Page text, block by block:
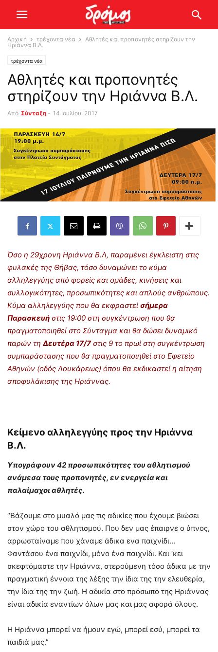
Αρχική τρέχοντα νέα
Αθλητές και προπονητές στηρίζουν την
Ηριάννα Β.Λ.
τρέχοντα νέα
Αθλητές και προπονητές
στηρίζουν την Ηριάννα Β.Λ.
Από Σύνταξη - 14 Ιουλίου, 2017
Όσο η 29χρονη Ηριάννα Β.Λ, παραμένει έγκλειστη στις
φυλακές της Θήβας, τόσο δυναμώνει το κύμα
αλληλεγγύης από φορείς και ομάδες, κινήσεις και
συλλογικότητες, προσωπικότητες και απλούς ανθρώπους.
Κύμα αλληλεγγύης που θα εκφραστεί σήμερα
Παρασκευή στις 19:00 στη συγκέντρωση που θα
πραγματοποιηθεί στο Σύνταγμα και θα δώσει δυναμικό
παρών τηΔευτέρα 17/7στις 9 το πρωί στη συγκέντρωση
συμπαράστασης που θα πραγματοποιηθεί στο Εφετείο
Αθηνών (οδός Λουκάρεως) όπου θα εκδικαστεί η αίτηση
αποφυλάκισης της Ηριάννας.
Κείμενο αλληλεγγύης προς την Ηριάννα
Β.Λ.
Υπογράφουν 42 προσωπικότητες του αθλητισμού
ανάμεσα τους προπονητές, εν ενεργεία και
παλαίμαχοι αθλητές.
“Βάζουμε στο μυαλό μας τις αδικίες που έχουμε βιώσει
στον χώρο του αθλητισμού. Που δεν μας έπαιρνε ο ύπνος,
αρρωσταίναμε που χάναμε άδικα ενα παιχνίδι…
Φαντάσου ένα παιχνίδι, μόνο ένα παιχνίδι. Και ‘κει
σκεφτόμαστε την Ηριάννα, στερούμενη τόσο άδικα με την
πραγματική έννοια της λέξης την ίδια της την ελευθερία,
την ίδια της την ζωή. Η αδικία στο πρόσωπο της Ηριάννας
είναι αδικία εναντίων όλων μας και μας αφορά όλους.
Η Ηριάννα μπορεί να ήμουν εγώ, μπορεί εσύ, μπορεί τα
παιδιά μας.”